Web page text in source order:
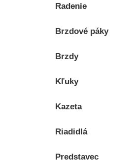
Radenie
Brzdové páky
Brzdy
Kľuky
Kazeta
Riadidlá
Predstavec